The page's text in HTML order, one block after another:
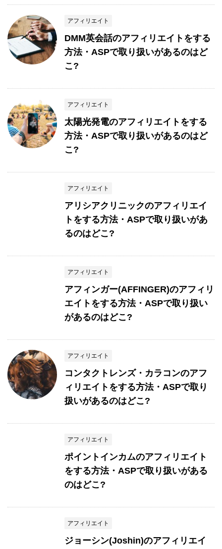
アフィリエイト
DMM英会話のアフィリエイトをする
方法・ASPで取り扱いがあるのはど
こ?
アフィリエイト
太陽光発電のアフィリエイトをする
方法・ASPで取り扱いがあるのはど
こ?
アフィリエイト
アリシアクリニックのアフィリエイ
トをする方法・ASPで取り扱いがあ
るのはどこ?
アフィリエイト
アフィンガー(AFFINGER)のアフィリ
エイトをする方法・ASPで取り扱い
があるのはどこ?
アフィリエイト
コンタクトレンズ・カラコンのアフ
ィリエイトをする方法・ASPで取り
扱いがあるのはどこ?
アフィリエイト
ポイントインカムのアフィリエイト
をする方法・ASPで取り扱いがある
のはどこ?
アフィリエイト
ジョーシン(Joshin)のアフィリエイ